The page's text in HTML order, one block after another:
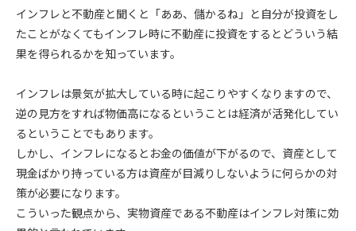
インフレと不動産と聞くと「ああ、儲かるね」と自分が投資をし
たことがなくてもインフレ時に不動産に投資をするとどういう結
果を得られるかを知っています。
インフレは景気が拡大している時に起こりやすくなりますので、
逆の見方をすれば物価高になるということは経済が活発化してい
るということでもあります。
しかし、インフレになるとお金の価値が下がるので、資産として
現金ばかり持っている方は資産が目減りしないように何らかの対
策が必要になります。
こういった観点から、実物資産である不動産はインフレ対策に効